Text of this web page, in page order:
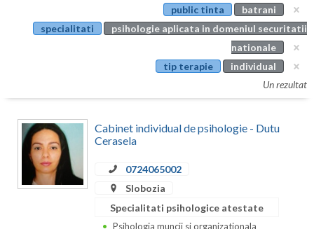
Brasov
Calarasi
Caras-Severin
Cabinet
public tinta
batrani
specialitati
psihologie aplicata in domeniul securitatii
nationale
tip terapie
individual
Un rezultat
Cabinet individual de psihologie - Dutu
Cerasela
0724065002
Slobozia
Specialitati psihologice atestate
Psihologia muncii si organizationala